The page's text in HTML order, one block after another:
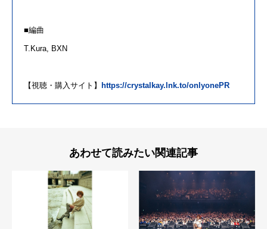
■編曲
T.Kura, BXN
【視聴・購入サイト】 https://crystalkay.lnk.to/onlyonePR
あわせて読みたい関連記事